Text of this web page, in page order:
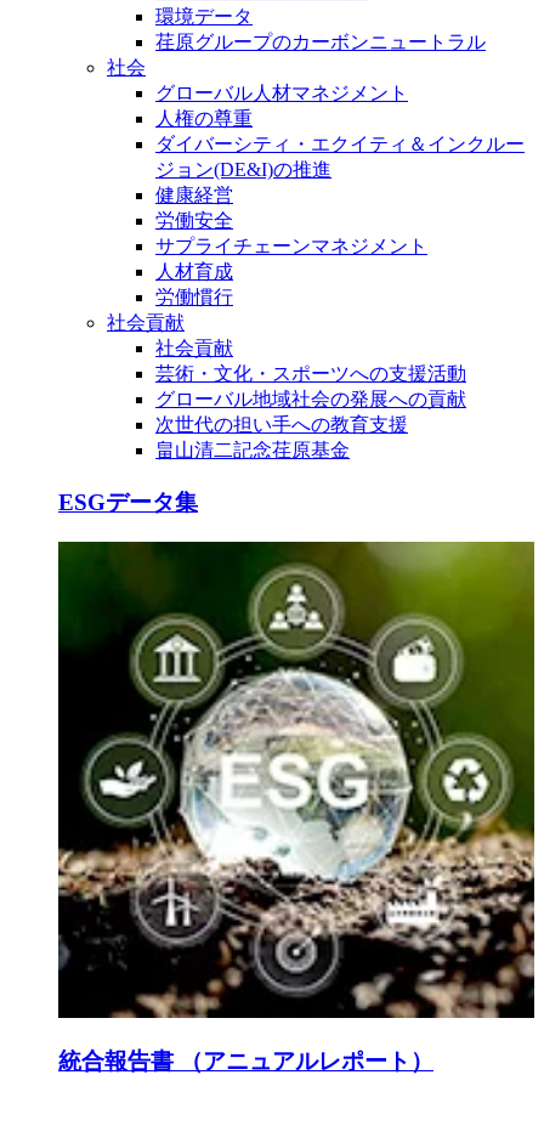
環境データ
荏原グループのカーボンニュートラル
社会
グローバル人材マネジメント
人権の尊重
ダイバーシティ・エクイティ＆インクルー
ジョン(DE&I)の推進
健康経営
労働安全
サプライチェーンマネジメント
人材育成
労働慣行
社会貢献
社会貢献
芸術・文化・スポーツへの支援活動
グローバル地域社会の発展への貢献
次世代の担い手への教育支援
畠山清二記念荏原基金
ESGデータ集
統合報告書 （アニュアルレポート）